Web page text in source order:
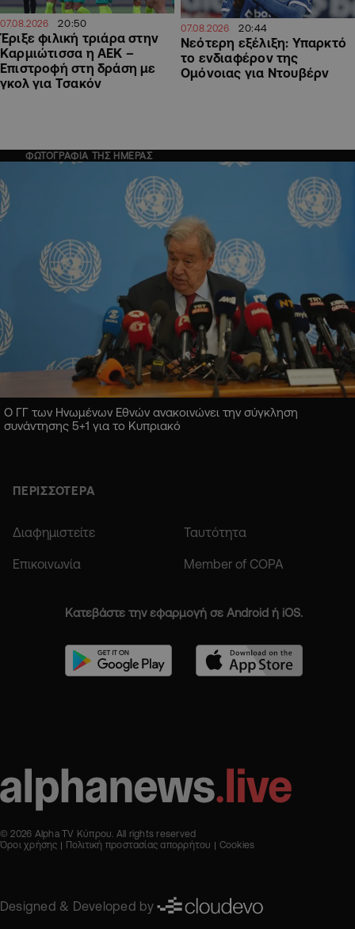
07.08.2026 20:50
Έριξε φιλική τριάρα στην
Καρμιώτισσα η ΑΕΚ –
Επιστροφή στη δράση με
γκολ για Τσακόν
07.08.2026 20:44
Νεότερη εξέλιξη: Υπαρκτό
το ενδιαφέρον της
Ομόνοιας για Ντουβέρν
ΦΩΤΟΓΡΑΦΙΑ ΤΗΣ ΗΜΕΡΑΣ
Ο ΓΓ των Ηνωμένων Εθνών ανακοινώνει την σύγκληση
συνάντησης 5+1 για το Κυπριακό
ΠΕΡΙΣΣΟΤΕΡΑ
Διαφημιστείτε Ταυτότητα
Επικοινωνία Member of COPA
Κατεβάστε την εφαρμογή σε Android ή iOS.
© 2026 Alpha TV Κύπρου. All rights reserved
Όροι χρήσης
Πολιτική προστασίας απορρήτου Cookies
Designed & Developed by